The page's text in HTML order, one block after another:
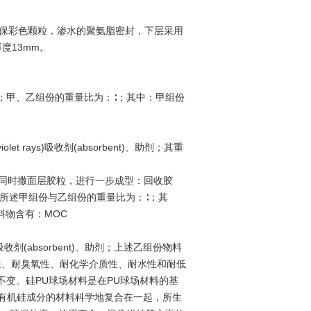
彩色颗粒，渗水的聚氨脂密封，下层采用
13mm。
、乙组份的重量比为：∶；其中：甲组份
rays)吸收剂(absorbent)、助剂；其重
时撒面层胶粒，进行一步成型：回收胶
述甲组份与乙组份的重量比为：∶；其
物含有：MOC
剂(absorbent)、助剂；上述乙组份物料
、耐臭氧性、耐化学介质性、耐水性和耐低
。硅PU球场材料是在PU球场材料的基
机硅成分的材料科学地复合在一起，所生